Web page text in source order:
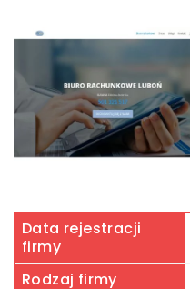
Data rejestracji
firmy
Rodzaj firmy